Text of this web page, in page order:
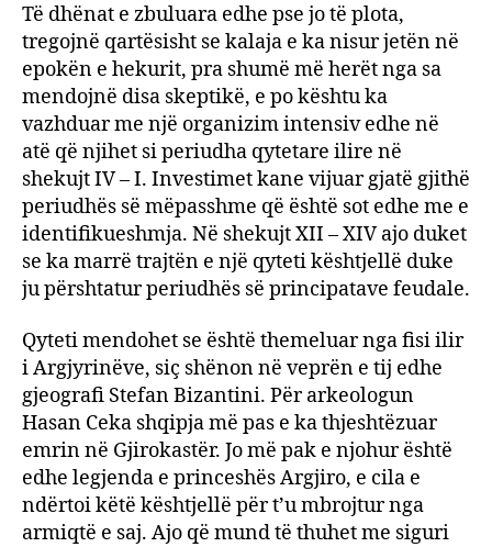
Të dhënat e zbuluara edhe pse jo të plota,
tregojnë qartësisht se kalaja e ka nisur jetën në
epokën e hekurit, pra shumë më herët nga sa
mendojnë disa skeptikë, e po kështu ka
vazhduar me një organizim intensiv edhe në
atë që njihet si periudha qytetare ilire në
shekujt IV – I. Investimet kane vijuar gjatë gjithë
periudhës së mëpasshme që është sot edhe me e
identifikueshmja. Në shekujt XII – XIV ajo duket
se ka marrë trajtën e një qyteti kështjellë duke
ju përshtatur periudhës së principatave feudale.
Qyteti mendohet se është themeluar nga fisi ilir
i Argjyrinëve, siç shënon në veprën e tij edhe
gjeografi Stefan Bizantini. Për arkeologun
Hasan Ceka shqipja më pas e ka thjeshtëzuar
emrin në Gjirokastër. Jo më pak e njohur është
edhe legjenda e princeshës Argjiro, e cila e
ndërtoi këtë kështjellë për t’u mbrojtur nga
armiqtë e saj. Ajo që mund të thuhet me siguri